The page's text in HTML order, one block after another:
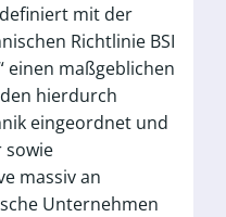
mit der
Richtlinie BSI
einen maßgeblichen
hierdurch
eingeordnet und
sowie
massiv an
Unternehmen